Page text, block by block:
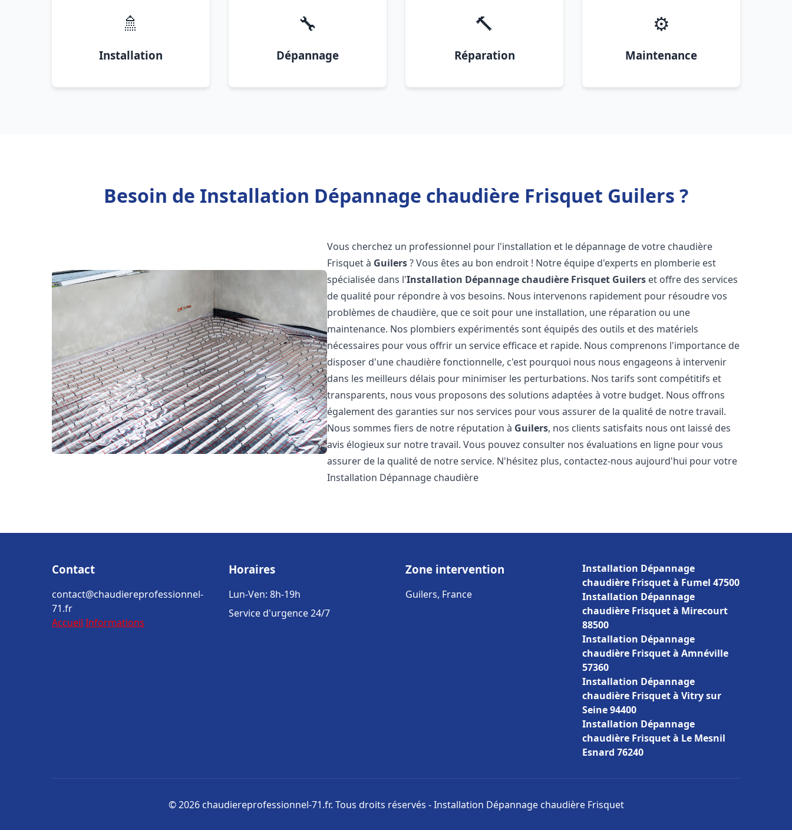
🚿
Installation
🔧
Dépannage
🔨
Réparation
⚙️
Maintenance
Besoin de Installation Dépannage chaudière Frisquet Guilers ?
Vous cherchez un professionnel pour l'installation et le dépannage de votre chaudière
Frisquet à Guilers? Vous êtes au bon endroit ! Notre équipe d'experts en plomberie est
spécialisée dans l'Installation Dépannage chaudière Frisquet Guilers et offre des services
de qualité pour répondre à vos besoins. Nous intervenons rapidement pour résoudre vos
problèmes de chaudière, que ce soit pour une installation, une réparation ou une
maintenance. Nos plombiers expérimentés sont équipés des outils et des matériels
nécessaires pour vous offrir un service efficace et rapide. Nous comprenons l'importance de
disposer d'une chaudière fonctionnelle, c'est pourquoi nous nous engageons à intervenir
dans les meilleurs délais pour minimiser les perturbations. Nos tarifs sont compétitifs et
transparents, nous vous proposons des solutions adaptées à votre budget. Nous offrons
également des garanties sur nos services pour vous assurer de la qualité de notre travail.
Nous sommes fiers de notre réputation à Guilers, nos clients satisfaits nous ont laissé des
avis élogieux sur notre travail. Vous pouvez consulter nos évaluations en ligne pour vous
assurer de la qualité de notre service. N'hésitez plus, contactez-nous aujourd'hui pour votre
Installation Dépannage chaudière
Contact
contact@chaudiereprofessionnel-
71.fr
Accueil Informations
Horaires
Lun-Ven: 8h-19h
Service d'urgence 24/7
Zone intervention
Guilers, France
Installation Dépannage
chaudière Frisquet à Fumel 47500
Installation Dépannage
chaudière Frisquet à Mirecourt
88500
Installation Dépannage
chaudière Frisquet à Amnéville
57360
Installation Dépannage
chaudière Frisquet à Vitry sur
Seine 94400
Installation Dépannage
chaudière Frisquet à Le Mesnil
Esnard 76240
© 2026 chaudiereprofessionnel-71.fr. Tous droits réservés - Installation Dépannage chaudière Frisquet